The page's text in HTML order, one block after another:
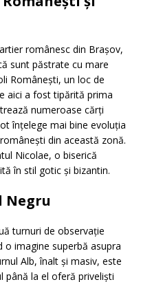
românesc din Brașov,
sunt păstrate cu mare
Românești, un loc de
aici a fost tipărită prima
numeroase cărți
înțelege mai bine evoluția
din această zonă.
Nicolae, o biserică
în stil gotic și bizantin.
Negru
turnuri de observație
imagine superbă asupra
Alb, înalt și masiv, este
până la el oferă priveliști